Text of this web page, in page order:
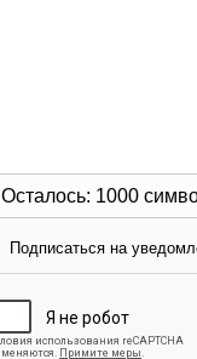
Осталось: 1000
Подписаться на